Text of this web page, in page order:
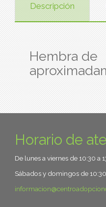
Descripción
Hembra de
Horario de
De lunes a viernes de 10:30 a
Sábados y domingos de 10:30
informacion